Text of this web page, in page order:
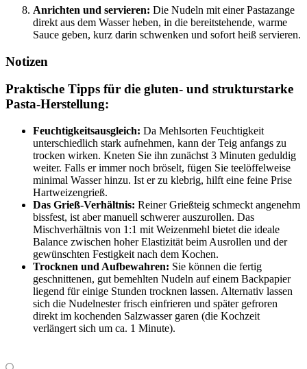
Anrichten und servieren: Die Nudeln mit einer Pastazange
direkt aus dem Wasser heben, in die bereitstehende, warme
Sauce geben, kurz darin schwenken und sofort heiß servieren.
Notizen
Praktische Tipps für die gluten- und strukturstarke
Pasta-Herstellung:
Feuchtigkeitsausgleich: Da Mehlsorten Feuchtigkeit
unterschiedlich stark aufnehmen, kann der Teig anfangs zu
trocken wirken. Kneten Sie ihn zunächst 3 Minuten geduldig
weiter. Falls er immer noch bröselt, fügen Sie teelöffelweise
minimal Wasser hinzu. Ist er zu klebrig, hilft eine feine Prise
Hartweizengrieß.
Das Grieß-Verhältnis: Reiner Grießteig schmeckt angenehm
bissfest, ist aber manuell schwerer auszurollen. Das
Mischverhältnis von 1:1 mit Weizenmehl bietet die ideale
Balance zwischen hoher Elastizität beim Ausrollen und der
gewünschten Festigkeit nach dem Kochen.
Trocknen und Aufbewahren: Sie können die fertig
geschnittenen, gut bemehlten Nudeln auf einem Backpapier
liegend für einige Stunden trocknen lassen. Alternativ lassen
sich die Nudelnester frisch einfrieren und später gefroren
direkt im kochenden Salzwasser garen (die Kochzeit
verlängert sich um ca. 1 Minute).